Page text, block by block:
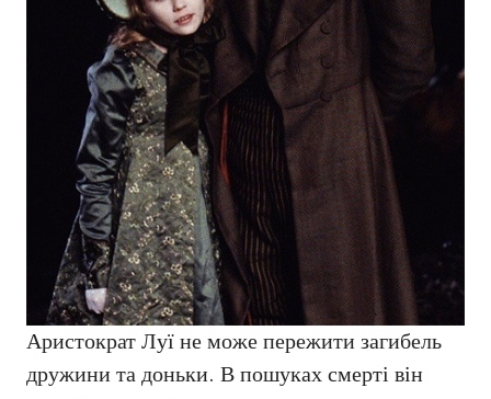
Аристократ Луї не може пережити загибель
дружини та доньки. В пошуках смерті він